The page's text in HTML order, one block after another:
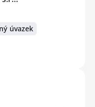
úvazek